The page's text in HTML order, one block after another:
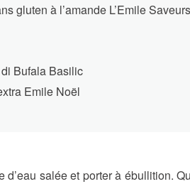
gluten à l’amande L’Emile Saveurs
Bufala Basilic
Emile Noël
d’eau salée et porter à ébullition.